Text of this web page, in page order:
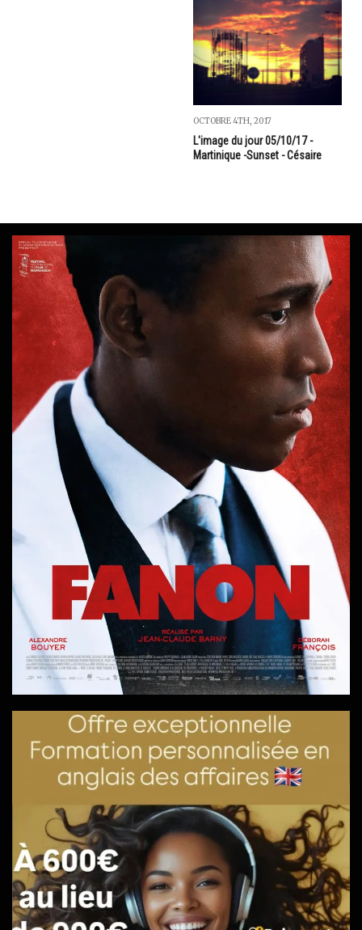
OCTOBRE 4TH, 2017
L'image du jour 05/10/17 -
Martinique -Sunset - Césaire